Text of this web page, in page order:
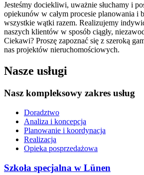
Jesteśmy dociekliwi, uważnie słuchamy i
opiekunów w całym procesie planowania i
wszystkie wątki razem. Realizujemy
naszych klientów w sposób ciągły,
Ciekawi? Proszę zapoznać się z szeroką
nas projektów nieruchomościowych.
Nasze usługi
Nasz kompleksowy zakres usług
Doradztwo
Analiza i koncepcja
Planowanie i koordynacja
Realizacja
Opieka posprzedażowa
Szkoła specjalna w Lünen